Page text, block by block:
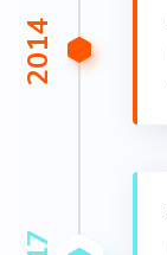
2014